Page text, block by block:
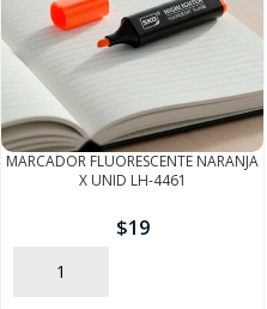
MARCADOR FLUORESCENTE NARANJA
X UNID LH-4461
$19
AÑADIR